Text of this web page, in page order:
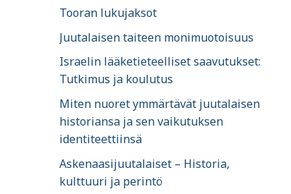
Tooran lukujaksot
Juutalaisen taiteen monimuotoisuus
Israelin lääketieteelliset saavutukset:
Tutkimus ja koulutus
Miten nuoret ymmärtävät juutalaisen
historiansa ja sen vaikutuksen
identiteettiinsä
Askenaasijuutalaiset – Historia,
kulttuuri ja perintö